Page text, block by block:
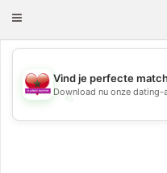
Toggle
💖
Vind je perfecte
Download nu onze dating-